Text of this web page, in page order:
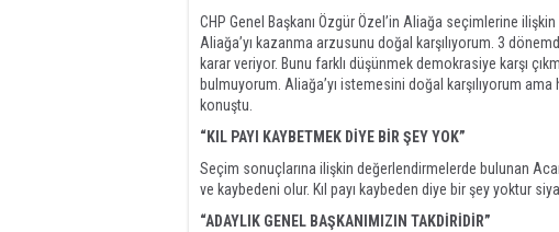
CHP Genel Başkanı Özgür Özel’in Aliağa seçimlerine
Aliağa’yı kazanma arzusunu doğal karşılıyorum. 3
karar veriyor. Bunu farklı düşünmek demokrasiye karşı
bulmuyorum. Aliağa’yı istemesini doğal karşılıyorum
konuştu.
“KIL PAYI KAYBETMEK DİYE BİR ŞEY YOK”
Seçim sonuçlarına ilişkin değerlendirmelerde bulunan
ve kaybedeni olur. Kıl payı kaybeden diye bir şey yoktur
“ADAYLIK GENEL BAŞKANIMIZIN TAKDİRİDİR”